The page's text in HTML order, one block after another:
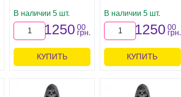
В наличии 5 шт.
1250 00
грн.
КУПИТЬ
В наличии 5 шт.
1250 00
грн.
КУПИТЬ